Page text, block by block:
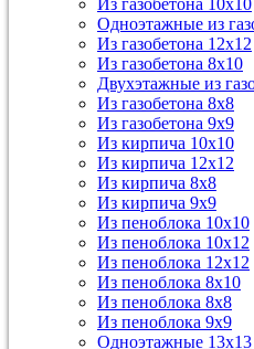
Из газобетона 10х10
Одноэтажные из
Из газобетона 12х12
Из газобетона 8х10
Двухэтажные из
Из газобетона 8х8
Из газобетона 9х9
Из кирпича 10х10
Из кирпича 12х12
Из кирпича 8х8
Из кирпича 9х9
Из пеноблока 10х10
Из пеноблока 10х12
Из пеноблока 12х12
Из пеноблока 8х10
Из пеноблока 8х8
Из пеноблока 9х9
Одноэтажные 13х13